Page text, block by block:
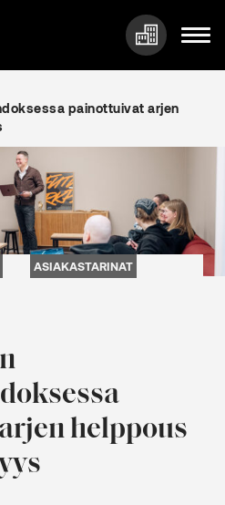
painottuivat arjen
ASIAKASTARINAT
helppous